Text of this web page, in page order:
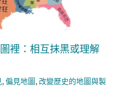
裡：相互抹黑或理解
,偏見地圖,改變歷史的地圖與製